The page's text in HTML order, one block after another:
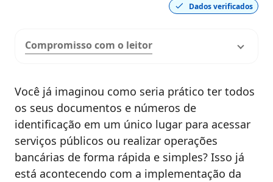
Dados verificados
Compromisso com o leitor
Você já imaginou como seria prático ter todos
os seus documentos e números de
identificação em um único lugar para acessar
serviços públicos ou realizar operações
bancárias de forma rápida e simples? Isso já
está acontecendo com a implementação da